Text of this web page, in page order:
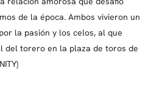
de la época. Ambos vivieron un
la pasión y los celos, al que
del torero en la plaza de toros de